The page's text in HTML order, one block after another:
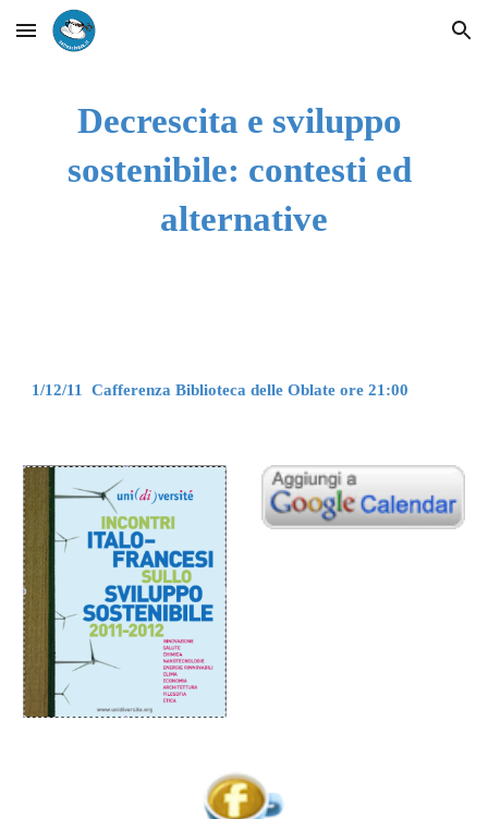
Skip to main content Skip to navigation
Decrescita e sviluppo
sostenibile: contesti ed
alternative
1/12/11  Cafferenza Biblioteca delle Oblate ore 21:00